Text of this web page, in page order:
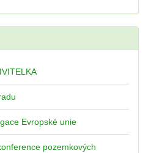
Evropské unie
pozemkových